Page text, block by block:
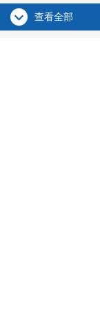
查看全部